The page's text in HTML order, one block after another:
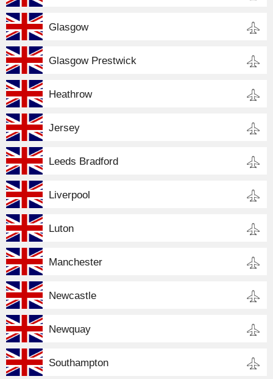
Glasgow
Glasgow Prestwick
Heathrow
Jersey
Leeds Bradford
Liverpool
Luton
Manchester
Newcastle
Newquay
Southampton